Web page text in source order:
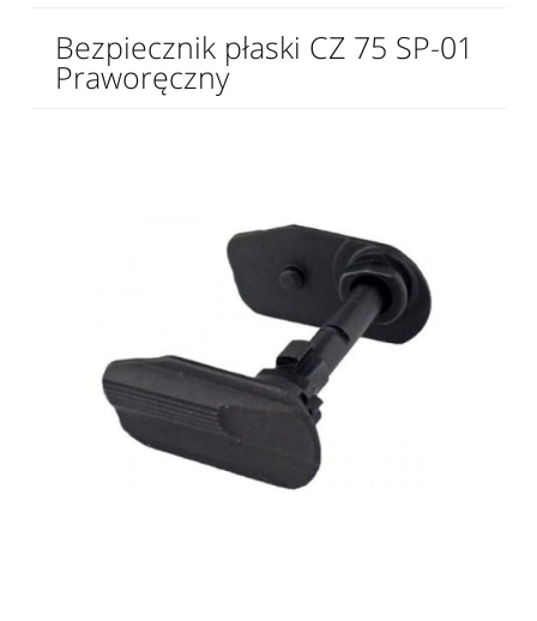
Bezpiecznik płaski CZ 75 SP-01
Praworęczny